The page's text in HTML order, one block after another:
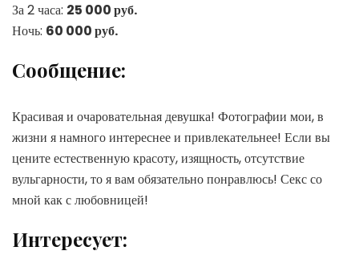
За 2 часа: 25 000 руб.
Ночь: 60 000 руб.
Сообщение:
Красивая и очаровательная девушка! Фотографии мои, в
жизни я намного интереснее и привлекательнее! Если вы
цените естественную красоту, изящность, отсутствие
вульгарности, то я вам обязательно понравлюсь! Секс со
мной как с любовницей!
Интересует: